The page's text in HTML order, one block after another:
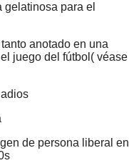
gelatinosa para el
tanto anotado en una
juego del fútbol( véase
adios
de persona liberal en